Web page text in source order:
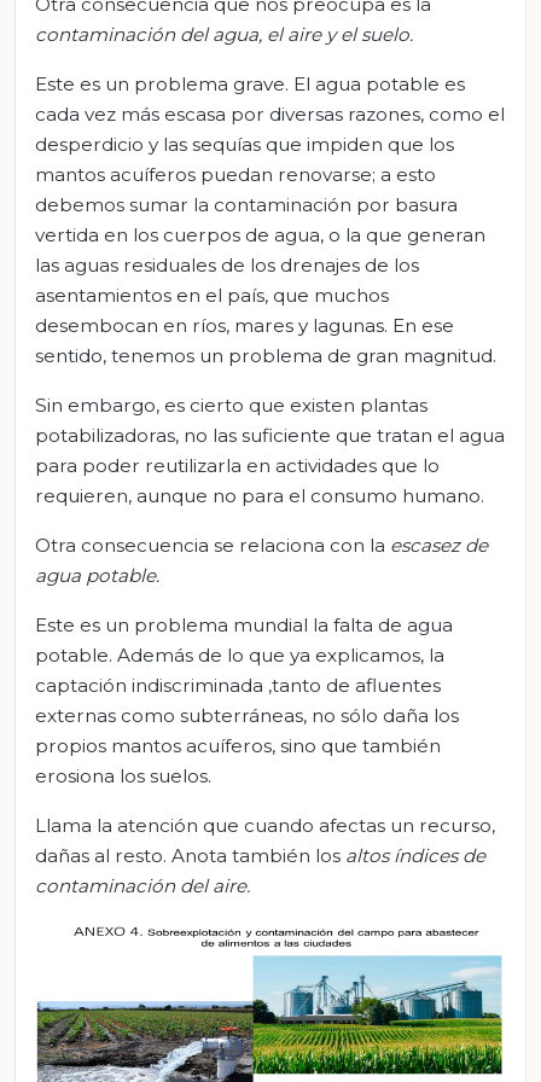
contaminación del agua, el aire y el suelo.
Este es un problema grave. El agua potable es
cada vez más escasa por diversas razones, como el
desperdicio y las sequías que impiden que los
mantos acuíferos puedan renovarse; a esto
debemos sumar la contaminación por basura
vertida en los cuerpos de agua, o la que generan
las aguas residuales de los drenajes de los
asentamientos en el país, que muchos
desembocan en ríos, mares y lagunas. En ese
sentido, tenemos un problema de gran magnitud.
Sin embargo, es cierto que existen plantas
potabilizadoras, no las suficiente que tratan el agua
para poder reutilizarla en actividades que lo
requieren, aunque no para el consumo humano.
Otra consecuencia se relaciona con la escasez de
agua potable.
Este es un problema mundial la falta de agua
potable. Además de lo que ya explicamos, la
captación indiscriminada ,tanto de afluentes
externas como subterráneas, no sólo daña los
propios mantos acuíferos, sino que también
erosiona los suelos.
Llama la atención que cuando afectas un recurso,
dañas al resto. Anota también los altos índices de
contaminación del aire.